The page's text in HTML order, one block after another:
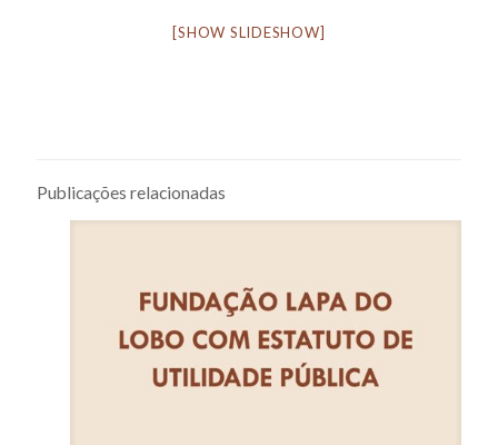
[SHOW SLIDESHOW]
Publicações relacionadas